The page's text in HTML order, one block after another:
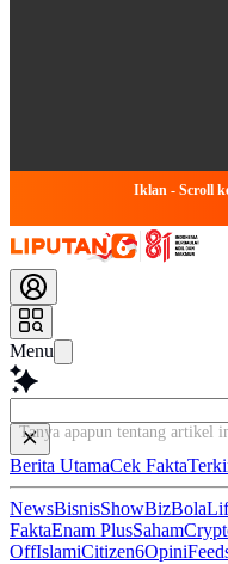
Iklan - Scroll
Menu
Tanya apapun tentang artikel
Berita UtamaCek Fakta
NewsBisnisShowBizBola
FaktaEnam PlusSaham
OffIslamiCitizen6Opini